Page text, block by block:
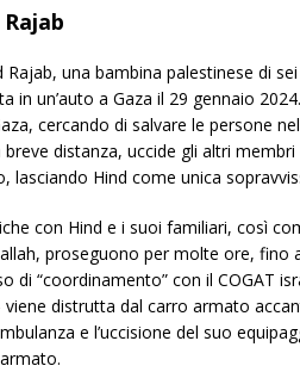
Rajab, una bambina palestinese di
in un’auto a Gaza il 29 gennaio
cercando di salvare le persone
distanza, uccide gli altri
lasciando Hind come unica
con Hind e i suoi familiari, così
proseguono per molte ore, fino
di “coordinamento” con il COGAT
distrutta dal carro armato
e l’uccisione del suo